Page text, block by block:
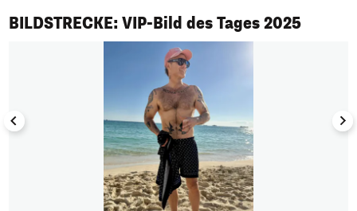
BILDSTRECKE: VIP-Bild des Tages 2025
1/50